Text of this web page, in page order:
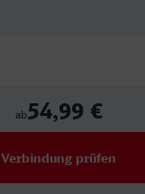
ab54,99 €
Verbindung prüfen